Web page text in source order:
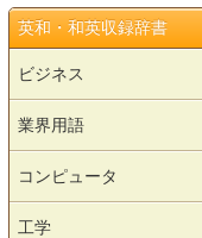
英和・和英収録辞書
ビジネス
業界用語
コンピュータ
工学